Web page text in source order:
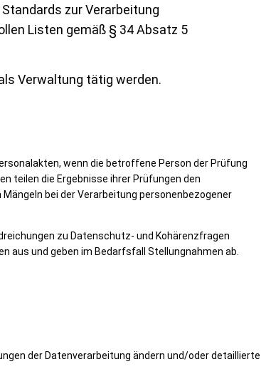
zur Verarbeitung
Listen gemäß § 34 Absatz 5
Verwaltung tätig werden.
wenn die betroffene Person der Prüfung
teilen die Ergebnisse ihrer Prüfungen den
bei der Verarbeitung personenbezogener
zu Datenschutz- und Kohärenzfragen
aus und geben im Bedarfsfall Stellungnahmen ab.
der Datenverarbeitung ändern und/oder detaillierte